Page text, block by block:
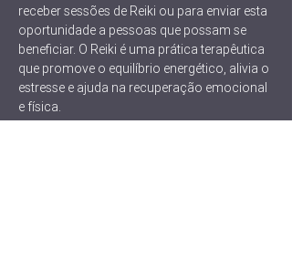
receber sessões de Reiki ou para enviar esta
oportunidade a pessoas que possam se
beneficiar. O Reiki é uma prática terapêutica
que promove o equilíbrio energético, alivia o
estresse e ajuda na recuperação emocional
e física.